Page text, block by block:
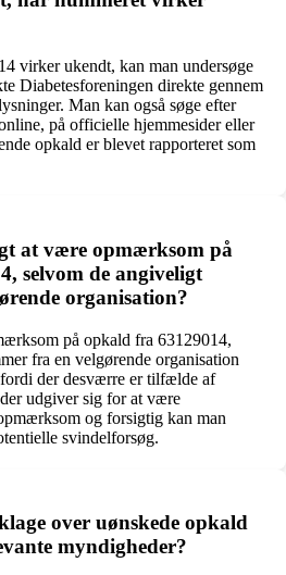
virker ukendt, kan man undersøge
Diabetesforeningen direkte gennem
Man kan også søge efter
på officielle hjemmesider eller
opkald er blevet rapporteret som
at være opmærksom på
selvom de angiveligt
organisation?
på opkald fra 63129014,
fra en velgørende organisation
der desværre er tilfælde af
udgiver sig for at være
og forsigtig kan man
svindelforsøg.
over uønskede opkald
myndigheder?